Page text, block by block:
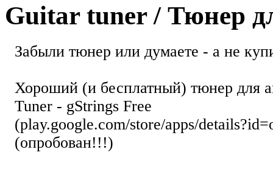
Guitar tuner / Тюнер
Забыли тюнер или думаете - а не
Хороший (и бесплатный) тюнер для
Tuner - gStrings Free
(play.google.com/store/apps/
(опробован!!!)